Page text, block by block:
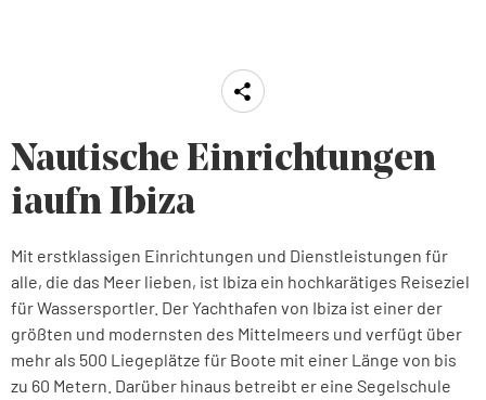
Nautische Einrichtungen
iaufn Ibiza
Mit erstklassigen Einrichtungen und Dienstleistungen für
alle, die das Meer lieben, ist Ibiza ein hochkarätiges Reiseziel
für Wassersportler. Der Yachthafen von Ibiza ist einer der
größten und modernsten des Mittelmeers und verfügt über
mehr als 500 Liegeplätze für Boote mit einer Länge von bis
zu 60 Metern. Darüber hinaus betreibt er eine Segelschule